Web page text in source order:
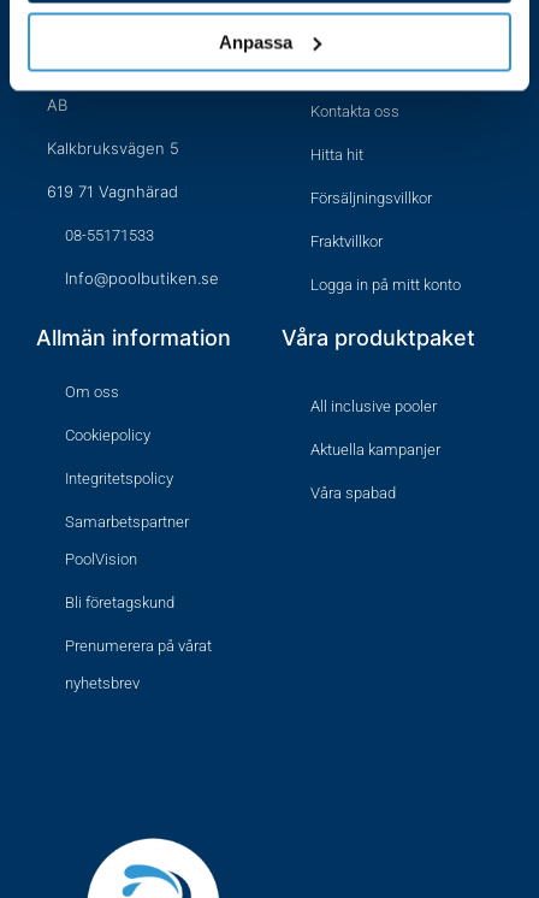
Anpassa
Besöksaddress
Poolbutiken i Södermanland
AB
Kalkbruksvägen 5
619 71 Vagnhärad
08-55171533
Info@poolbutiken.se
Handla hos oss
Öppettider
Kontakta oss
Hitta hit
Försäljningsvillkor
Fraktvillkor
Logga in på mitt konto
Allmän information
Om oss
Cookiepolicy
Integritetspolicy
Samarbetspartner
PoolVision
Bli företagskund
Prenumerera på vårat
nyhetsbrev
Våra produktpaket
All inclusive pooler
Aktuella kampanjer
Våra spabad